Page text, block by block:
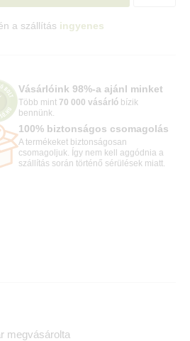
a szállítás ingyenes
Vásárlóink 98%-a ajánl minket
Több mint 70 000 vásárló bízik
bennünk.
100% biztonságos csomagolás
A termékeket biztonságosan
csomagoljuk. Így nem kell aggódnia a
szállítás során történő sérülések miatt.
megvásárolta